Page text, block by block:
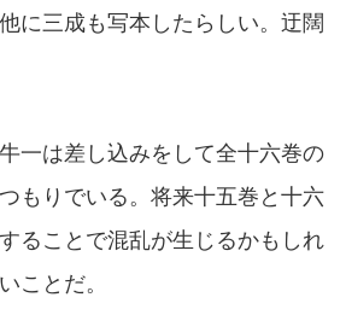
に三成も写本したらしい。迂闊
一は差し込みをして全十六巻の
もりでいる。将来十五巻と十六
ることで混乱が生じるかもしれ
ことだ。